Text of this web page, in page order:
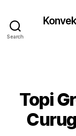
Search
Topi